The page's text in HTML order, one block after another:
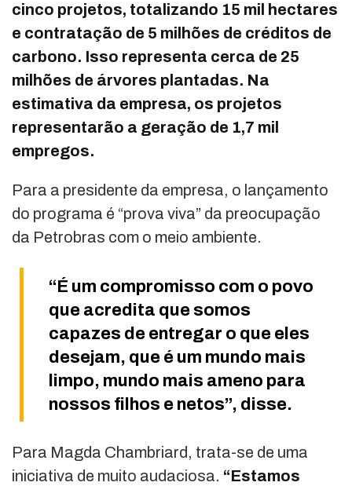
cinco projetos, totalizando 15 mil hectares
e contratação de 5 milhões de créditos de
carbono. Isso representa cerca de 25
milhões de árvores plantadas. Na
estimativa da empresa, os projetos
representarão a geração de 1,7 mil
empregos.
Para a presidente da empresa, o lançamento
do programa é “prova viva” da preocupação
da Petrobras com o meio ambiente.
“É um compromisso com o povo
que acredita que somos
capazes de entregar o que eles
desejam, que é um mundo mais
limpo, mundo mais ameno para
nossos filhos e netos”, disse.
Para Magda Chambriard, trata-se de uma
iniciativa de muito audaciosa. “Estamos